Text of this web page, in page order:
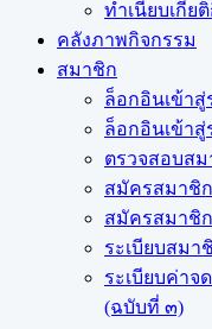
ทำเนียบเกีย
คลังภาพกิจกรรม
สมาชิก
ล็อกอินเข้า
ล็อกอินเข้า
ตรวจสอบส
สมัครสมาชิ
สมัครสมาชิ
ระเบียบสมา
ระเบียบค่า
(ฉบับที่ ๓)